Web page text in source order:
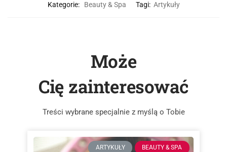
Kategorie: Beauty & Spa Tagi: Artykuły
Może
Cię zainteresować
Treści wybrane specjalnie z myślą o Tobie
ARTYKUŁY BEAUTY & SPA